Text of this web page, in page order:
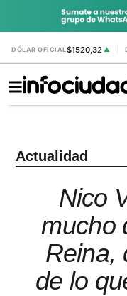
DÓLAR OFICIAL$1520,32 ▲
Actualidad
Nico
mucho
Reina,
de lo